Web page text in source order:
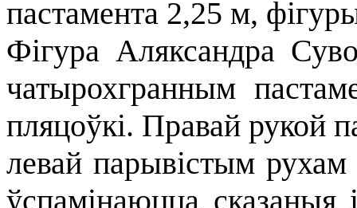
пастамента 2,25 м,
Фігура Аляксандра
чатырохгранным
пляцоўкі. Правай рукой
левай парывістым
ўспамінаюцца